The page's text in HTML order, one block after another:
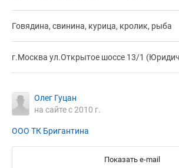
Говядина, свинина, курица, кролик, рыба
г.Москва ул.Открытое шоссе 13/1
Олег Гуцан
на сайте с 2010 г.
ООО ТК Бригантина
Показать e-mail